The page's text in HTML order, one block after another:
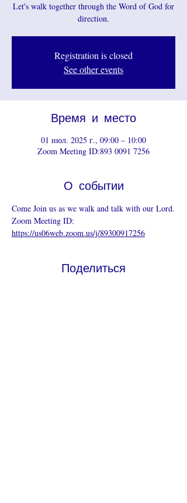
Let's walk together through the Word of God for
direction.
Registration is closed
See other events
Время и место
01 июл. 2025 г., 09:00 – 10:00
Zoom Meeting ID:893 0091 7256
О событии
Come Join us as we walk and talk with our Lord.
Zoom Meeting ID:
https://us06web.zoom.us/j/89300917256
Поделиться